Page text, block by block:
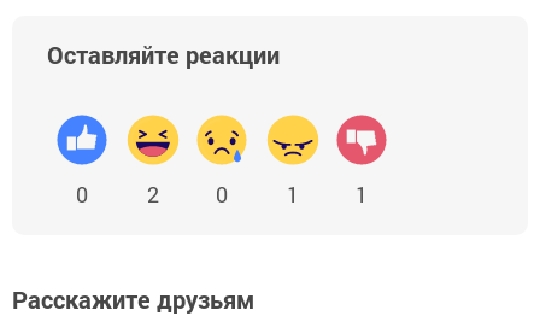
Оставляйте реакции
0 2 0 1 1
Расскажите друзьям